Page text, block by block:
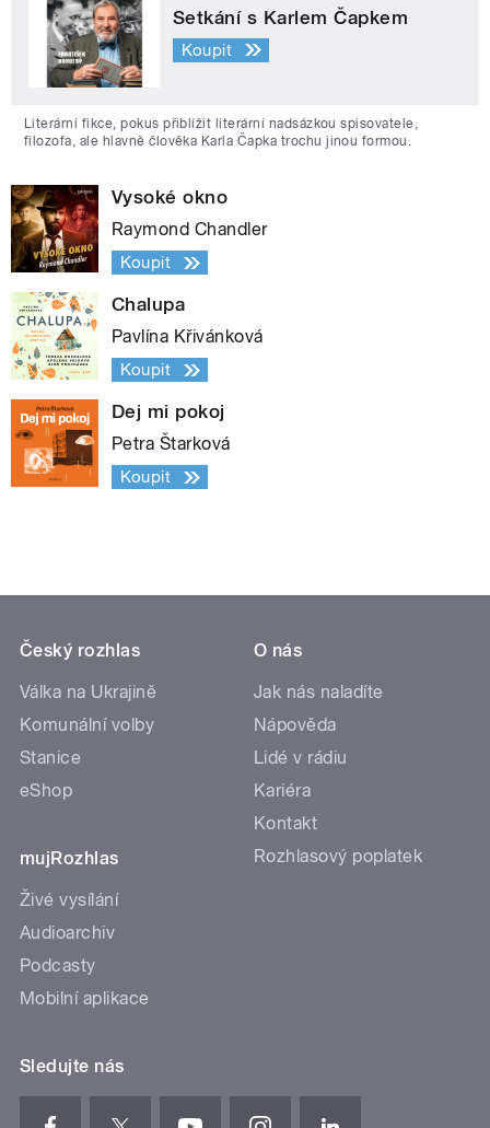
Setkání s Karlem Čapkem
Koupit
Literární fikce, pokus přiblížit literární nadsázkou spisovatele,
filozofa, ale hlavně člověka Karla Čapka trochu jinou formou.
Vysoké okno
Raymond Chandler
Koupit
Chalupa
Pavlína Křivánková
Koupit
Dej mi pokoj
Petra Štarková
Koupit
Český rozhlas
Válka na Ukrajině
Komunální volby
Stanice
eShop
mujRozhlas
Živé vysílání
Audioarchiv
Podcasty
Mobilní aplikace
O nás
Jak nás naladíte
Nápověda
Lidé v rádiu
Kariéra
Kontakt
Rozhlasový poplatek
Sledujte nás